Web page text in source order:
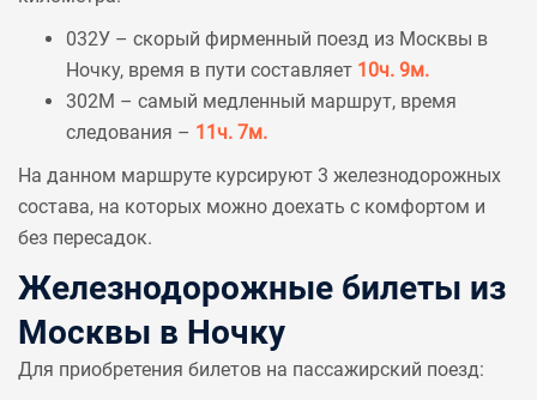
032У – скорый фирменный поезд из Москвы в
Ночку, время в пути составляет 10ч. 9м.
302М – самый медленный маршрут, время
следования – 11ч. 7м.
На данном маршруте курсируют 3 железнодорожных
состава, на которых можно доехать с комфортом и
без пересадок.
Железнодорожные билеты из
Москвы в Ночку
Для приобретения билетов на пассажирский поезд: